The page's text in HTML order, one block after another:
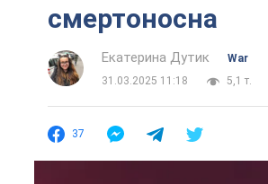
смертоносна
Екатерина Дутик
War
31.03.2025 11:18
5,1 т.
37